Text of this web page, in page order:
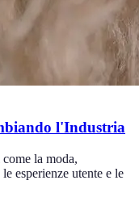
l'Industria
la moda,
esperienze utente e le